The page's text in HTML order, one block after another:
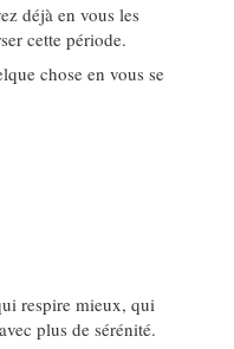
déjà en vous les
cette période.
chose en vous se
respire mieux, qui
plus de sérénité.